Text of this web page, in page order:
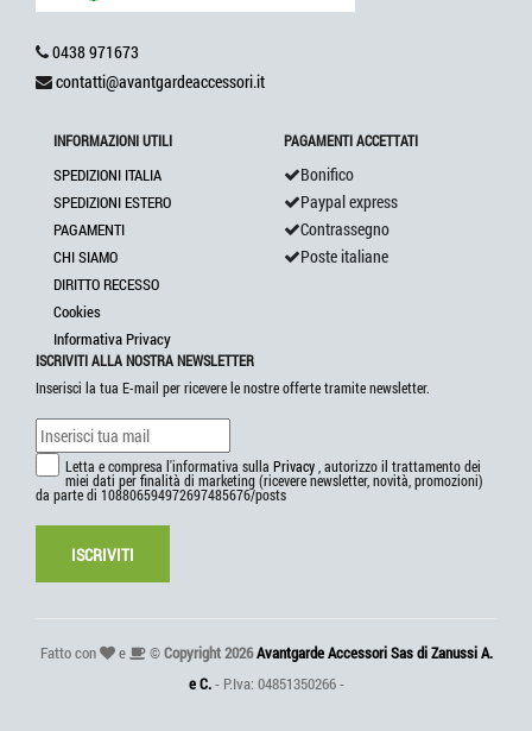
0438 971673
contatti@avantgardeaccessori.it
INFORMAZIONI UTILI
SPEDIZIONI ITALIA
SPEDIZIONI ESTERO
PAGAMENTI
CHI SIAMO
DIRITTO RECESSO
Cookies
Informativa Privacy
PAGAMENTI ACCETTATI
Bonifico
Paypal express
Contrassegno
Poste italiane
ISCRIVITI ALLA NOSTRA NEWSLETTER
Inserisci la tua E-mail per ricevere le nostre offerte tramite newsletter.
Letta e compresa l'informativa sulla Privacy , autorizzo il trattamento dei
miei dati per finalità di marketing (ricevere newsletter, novità, promozioni)
da parte di 108806594972697485676/posts
ISCRIVITI
Fatto con e ©Copyright 2026Avantgarde Accessori Sas di Zanussi A.
e C.- P.Iva: 04851350266 -